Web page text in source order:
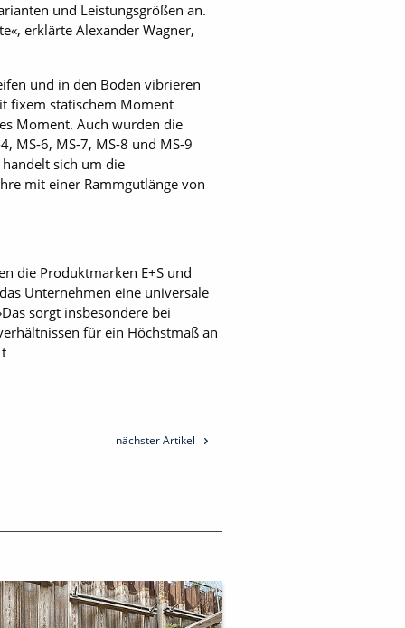
und Leistungsgrößen an.
erklärte Alexander Wagner,
und in den Boden vibrieren
fixem statischem Moment
Moment. Auch wurden die
MS-6, MS-7, MS-8 und MS-9
sich um die
mit einer Rammgutlänge von
die Produktmarken E+S und
Unternehmen eine universale
sorgt insbesondere bei
für ein Höchstmaß an
nächster Artikel